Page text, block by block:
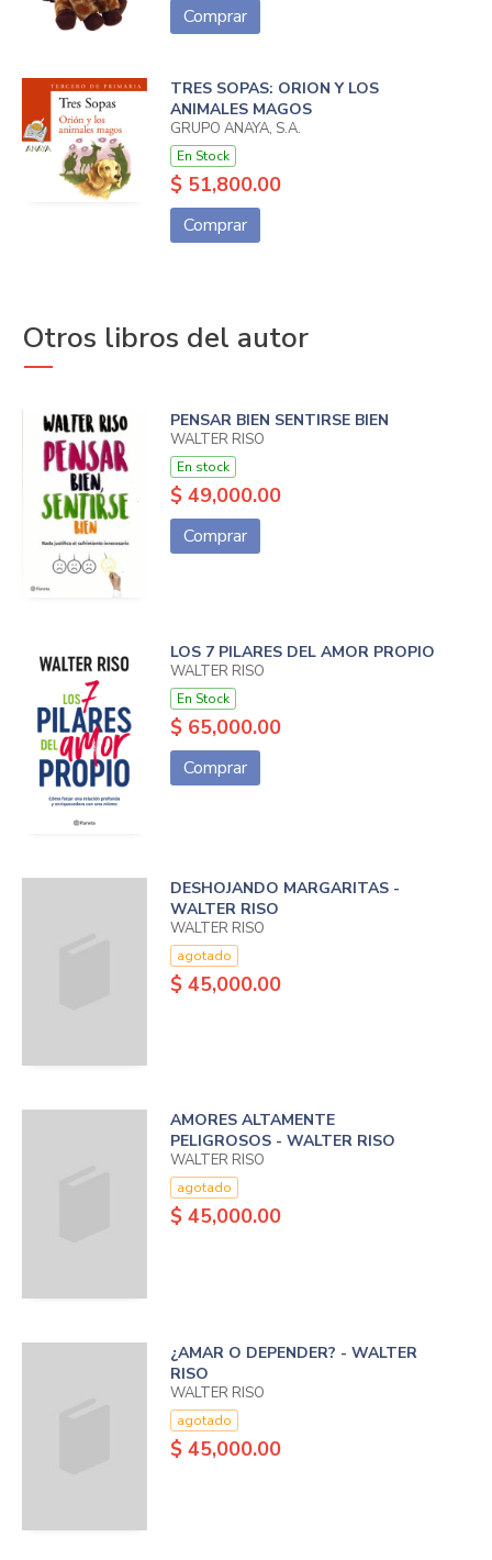
Comprar
TRES SOPAS: ORION Y LOS
ANIMALES MAGOS
GRUPO ANAYA, S.A.
En Stock
$ 51,800.00
Comprar
Otros libros del autor
PENSAR BIEN SENTIRSE BIEN
WALTER RISO
En stock
$ 49,000.00
Comprar
LOS 7 PILARES DEL AMOR PROPIO
WALTER RISO
En Stock
$ 65,000.00
Comprar
DESHOJANDO MARGARITAS -
WALTER RISO
WALTER RISO
agotado
$ 45,000.00
AMORES ALTAMENTE
PELIGROSOS - WALTER RISO
WALTER RISO
agotado
$ 45,000.00
¿AMAR O DEPENDER? - WALTER
RISO
WALTER RISO
agotado
$ 45,000.00